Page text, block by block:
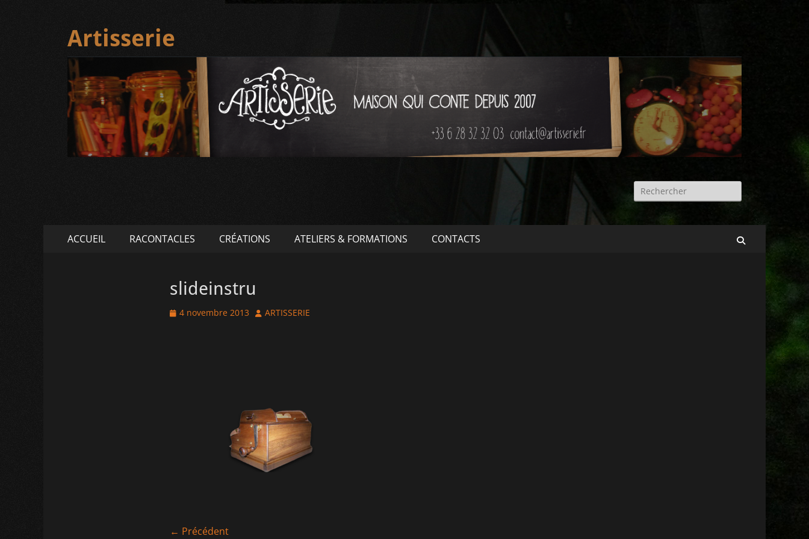
Artisserie
Rechercher :
Menu
ACCUEIL RACONTACLES CRÉATIONS ATELIERS & FORMATIONS CONTACTS
slideinstru
Posted
4 novembre 2013 Author
ARTISSERIE
Navigation
← Précédent